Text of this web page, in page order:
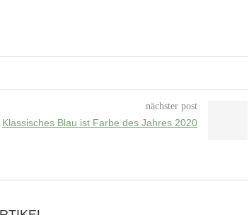
nächster post
Klassisches Blau ist Farbe des Jahres 2020